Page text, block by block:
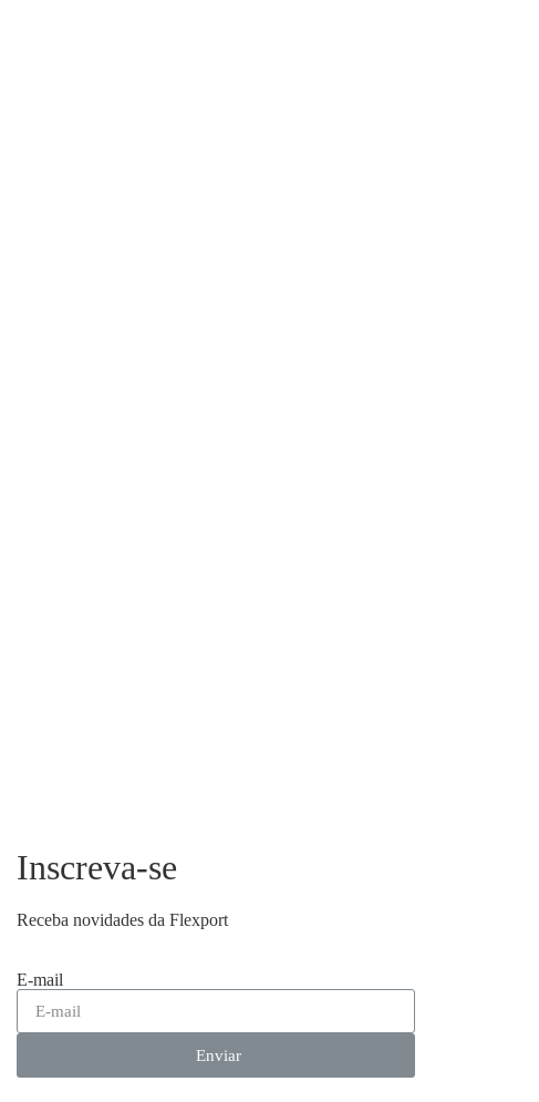
Inscreva-se
Receba novidades da Flexport
E-mail
Enviar